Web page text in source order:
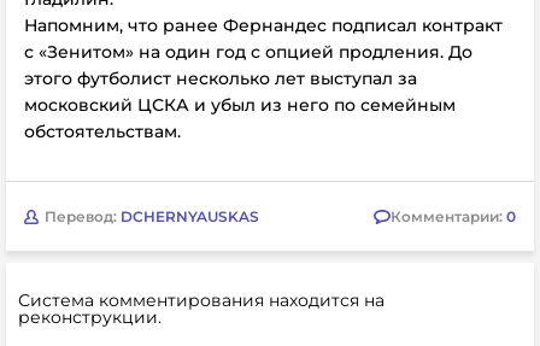
Напомним, что ранее Фернандес подписал контракт
с «Зенитом» на один год с опцией продления. До
этого футболист несколько лет выступал за
московский ЦСКА и убыл из него по семейным
обстоятельствам.
Перевод: DCHERNYAUSKAS Комментарии: 0
Система комментирования находится на
реконструкции.